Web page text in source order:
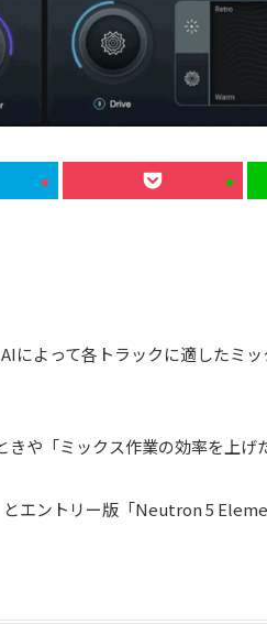
よって各トラックに適したミッ
きや「ミックス作業の効率を上げ
エントリー版「Neutron 5